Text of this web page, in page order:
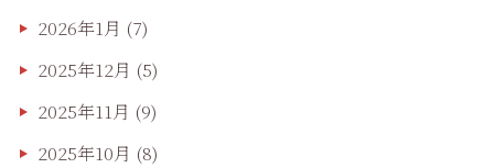
2026年1月 (7)
2025年12月 (5)
2025年11月 (9)
2025年10月 (8)